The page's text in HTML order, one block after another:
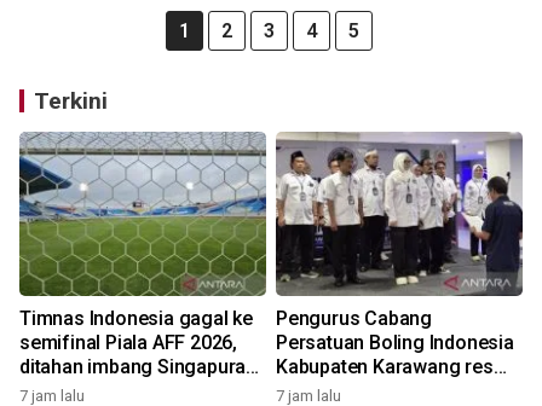
1 2 3 4 5
Terkini
Timnas Indonesia gagal ke
semifinal Piala AFF 2026,
ditahan imbang Singapura
1-1
7 jam lalu
Pengurus Cabang
Persatuan Boling Indonesia
Kabupaten Karawang resmi
terbentuk
7 jam lalu